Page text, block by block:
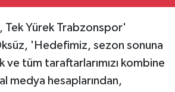
Yürek Trabzonspor'
'Hedefimiz, sezon sonuna
tüm taraftarlarımızı kombine
medya hesaplarından,